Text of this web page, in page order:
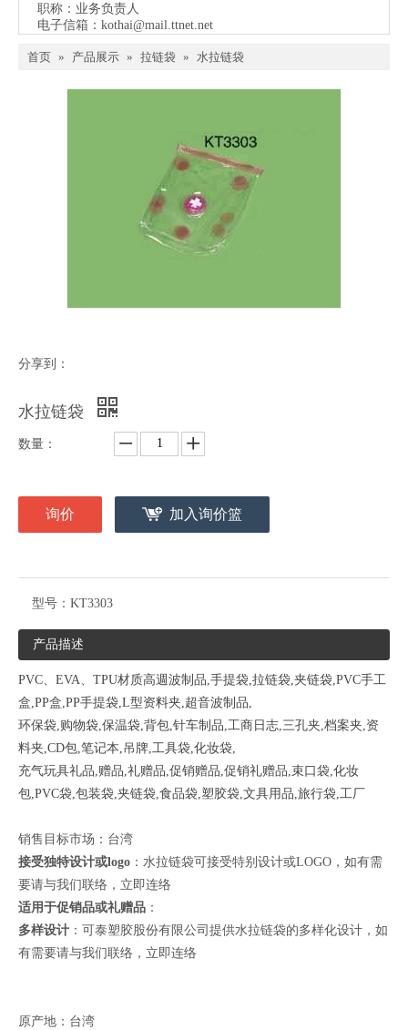
职称：业务负责人
电子信箱： kothai@mail.ttnet.net
首页 » 产品展示 » 拉链袋 » 水拉链袋
分享到：
水拉链袋
数量：
询价 加入询价篮
型号： KT3303
产品描述
PVC、EVA、TPU材质高週波制品,手提袋,拉链袋,夹链袋,PVC手工
盒,PP盒,PP手提袋,L型资料夹,超音波制品,
环保袋,购物袋,保温袋,背包,针车制品,工商日志,三孔夹,档案夹,资
料夹,CD包,笔记本,吊牌,工具袋,化妆袋,
充气玩具礼品,赠品,礼赠品,促销赠品,促销礼赠品,束口袋,化妆
包,PVC袋,包装袋,夹链袋,食品袋,塑胶袋,文具用品,旅行袋,工厂
销售目标市场：台湾
接受独特设计或logo ：水拉链袋可接受特别设计或LOGO，如有需
要请与我们联络， 立即连络
适用于促销品或礼赠品 ：
多样设计 ：可泰塑胶股份有限公司提供水拉链袋的多样化设计，如
有需要请与我们联络， 立即连络
原产地：台湾